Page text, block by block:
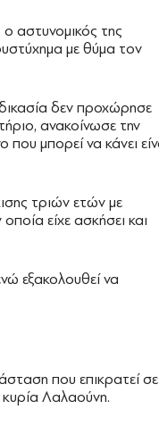
αστυνομικός της
με θύμα τον
δεν προχώρησε
ανακοίνωσε την
μπορεί να κάνει
τριών ετών με
είχε ασκήσει και
εξακολουθεί να
που επικρατεί σε
κυρία Λαλαούνη.